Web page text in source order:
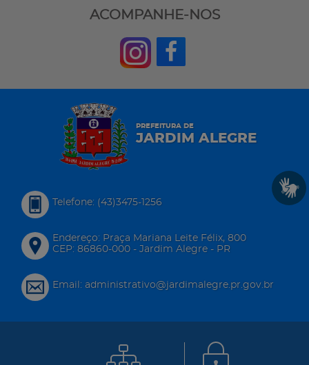
ACOMPANHE-NOS
PREFEITURA DE
JARDIM ALEGRE
Telefone: (43)3475-1256
Endereço: Praça Mariana Leite Félix, 800
CEP: 86860-000 - Jardim Alegre - PR
Email: administrativo@jardimalegre.pr.gov.br